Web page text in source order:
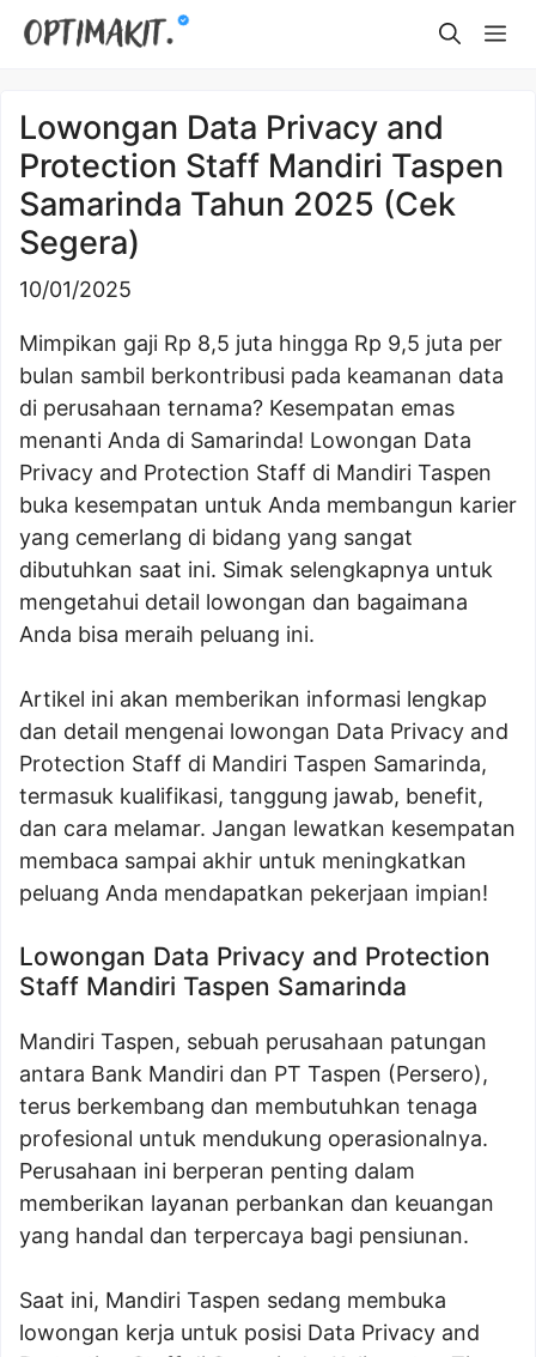
Skip
Lowongan Data Privacy and
Protection Staff Mandiri Taspen
Samarinda Tahun 2025 (Cek
Segera)
10/01/2025
Mimpikan gaji Rp 8,5 juta hingga Rp 9,5 juta per
bulan sambil berkontribusi pada keamanan data
di perusahaan ternama? Kesempatan emas
menanti Anda di Samarinda! Lowongan Data
Privacy and Protection Staff di Mandiri Taspen
buka kesempatan untuk Anda membangun karier
yang cemerlang di bidang yang sangat
dibutuhkan saat ini. Simak selengkapnya untuk
mengetahui detail lowongan dan bagaimana
Anda bisa meraih peluang ini.
Artikel ini akan memberikan informasi lengkap
dan detail mengenai lowongan Data Privacy and
Protection Staff di Mandiri Taspen Samarinda,
termasuk kualifikasi, tanggung jawab, benefit,
dan cara melamar. Jangan lewatkan kesempatan
membaca sampai akhir untuk meningkatkan
peluang Anda mendapatkan pekerjaan impian!
Lowongan Data Privacy and Protection
Staff Mandiri Taspen Samarinda
Mandiri Taspen, sebuah perusahaan patungan
antara Bank Mandiri dan PT Taspen (Persero),
terus berkembang dan membutuhkan tenaga
profesional untuk mendukung operasionalnya.
Perusahaan ini berperan penting dalam
memberikan layanan perbankan dan keuangan
yang handal dan terpercaya bagi pensiunan.
Saat ini, Mandiri Taspen sedang membuka
lowongan kerja untuk posisi Data Privacy and